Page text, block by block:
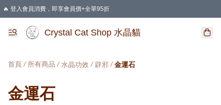
🔥 登入會員消費，即享會員價+全單95折
🛍️ 購物滿HKD 400 即享免運費優惠
Crystal Cat Shop 水晶貓
首頁 / 所有商品 / 水晶功效 / 辟邪 / 金運石
金運石